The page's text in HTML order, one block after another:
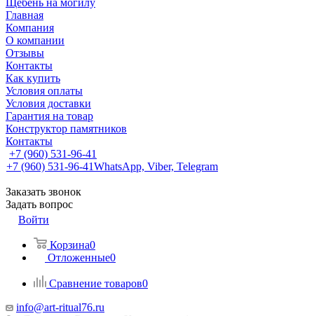
Щебень на могилу
Главная
Компания
О компании
Отзывы
Контакты
Как купить
Условия оплаты
Условия доставки
Гарантия на товар
Конструктор памятников
Контакты
+7 (960) 531-96-41
+7 (960) 531-96-41WhatsApp, Viber, Telegram
Заказать звонок
Задать вопрос
Войти
Корзина0
Отложенные0
Сравнение товаров0
info@art-ritual76.ru